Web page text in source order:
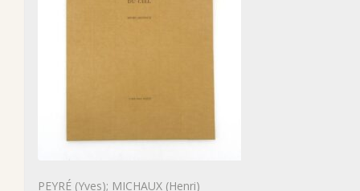
PEYRÉ (Yves); MICHAUX (Henri)